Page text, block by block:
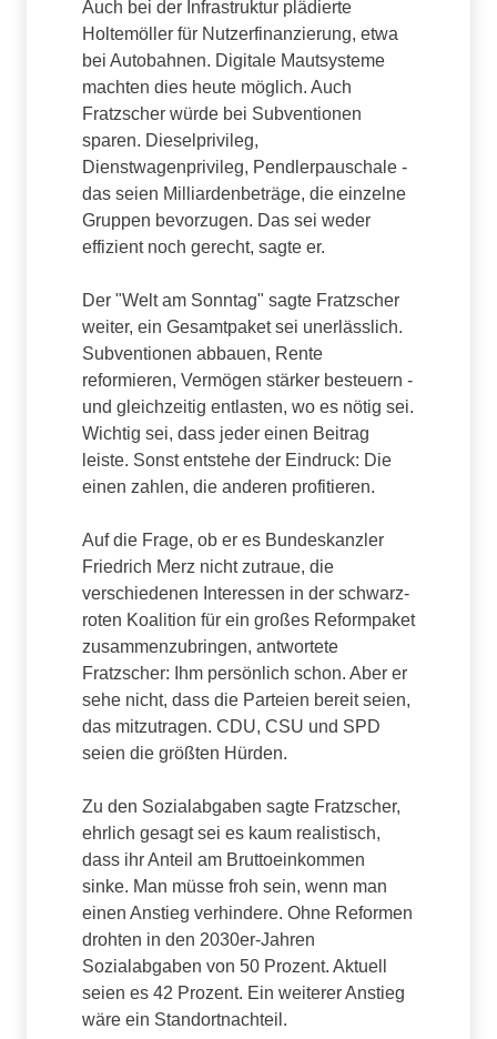
Auch bei der Infrastruktur plädierte
Holtemöller für Nutzerfinanzierung, etwa
bei Autobahnen. Digitale Mautsysteme
machten dies heute möglich. Auch
Fratzscher würde bei Subventionen
sparen. Dieselprivileg,
Dienstwagenprivileg, Pendlerpauschale -
das seien Milliardenbeträge, die einzelne
Gruppen bevorzugen. Das sei weder
effizient noch gerecht, sagte er.
Der "Welt am Sonntag" sagte Fratzscher
weiter, ein Gesamtpaket sei unerlässlich.
Subventionen abbauen, Rente
reformieren, Vermögen stärker besteuern -
und gleichzeitig entlasten, wo es nötig sei.
Wichtig sei, dass jeder einen Beitrag
leiste. Sonst entstehe der Eindruck: Die
einen zahlen, die anderen profitieren.
Auf die Frage, ob er es Bundeskanzler
Friedrich Merz nicht zutraue, die
verschiedenen Interessen in der schwarz-
roten Koalition für ein großes Reformpaket
zusammenzubringen, antwortete
Fratzscher: Ihm persönlich schon. Aber er
sehe nicht, dass die Parteien bereit seien,
das mitzutragen. CDU, CSU und SPD
seien die größten Hürden.
Zu den Sozialabgaben sagte Fratzscher,
ehrlich gesagt sei es kaum realistisch,
dass ihr Anteil am Bruttoeinkommen
sinke. Man müsse froh sein, wenn man
einen Anstieg verhindere. Ohne Reformen
drohten in den 2030er-Jahren
Sozialabgaben von 50 Prozent. Aktuell
seien es 42 Prozent. Ein weiterer Anstieg
wäre ein Standortnachteil.